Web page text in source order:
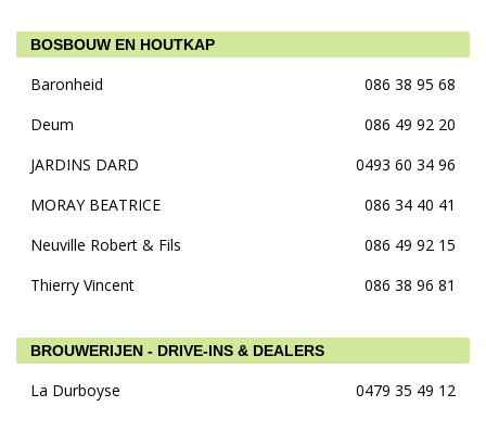
BOSBOUW EN HOUTKAP
Baronheid
086 38 95 68
Deum
086 49 92 20
JARDINS DARD
0493 60 34 96
MORAY BEATRICE
086 34 40 41
Neuville Robert & Fils
086 49 92 15
Thierry Vincent
086 38 96 81
BROUWERIJEN - DRIVE-INS & DEALERS
La Durboyse 0479 35 49 12